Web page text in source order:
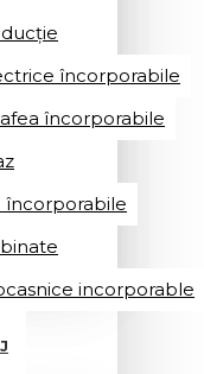
încorporabile
încorporabile
încorporabile
incorporable